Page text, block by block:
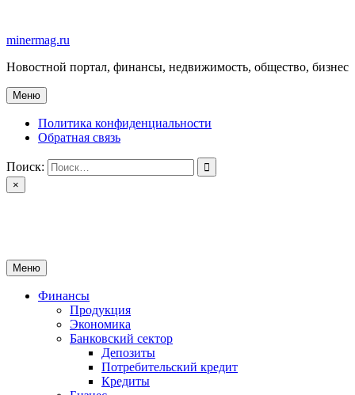
содержимому
minermag.ru
Новостной портал, финансы, недвижимость, общество, бизнес
Меню
Политика конфиденциальности
Обратная связь
Поиск:
×
Меню
Финансы
Продукция
Экономика
Банковский сектор
Депозиты
Потребительский кредит
Кредиты